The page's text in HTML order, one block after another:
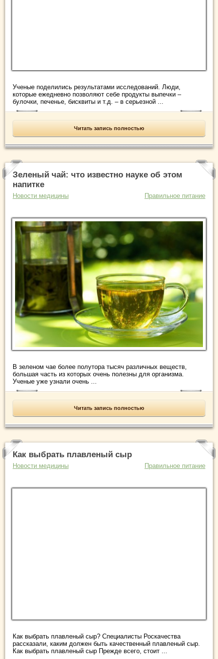
Ученые поделились результатами исследований. Люди,
которые ежедневно позволяют себе продукты выпечки –
булочки, печенье, бисквиты и т.д. – в серьезной ...
Читать запись полностью
Зеленый чай: что известно науке об этом
напитке
Новости медицины Правильное питание
В зеленом чае более полутора тысяч различных веществ,
большая часть из которых очень полезны для организма.
Ученые уже узнали очень ...
Читать запись полностью
Как выбрать плавленый сыр
Новости медицины Правильное питание
Как выбрать плавленый сыр? Специалисты Роскачества
рассказали, каким должен быть качественный плавленый сыр.
Как выбрать плавленый сыр Прежде всего, стоит ...